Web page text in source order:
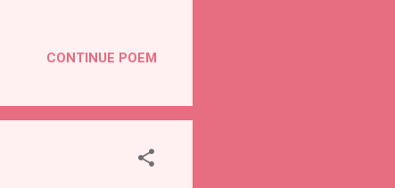
CONTINUE POEM